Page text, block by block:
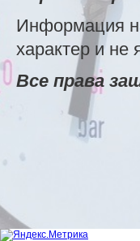
Информация
характер и не
Все права